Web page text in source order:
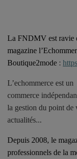
La FNDMV est ravie
magazine
Boutique2mode :
L’echommerce est
commerce
la gestion du point de
actualités...
Depuis 2008, le
professionnels de la